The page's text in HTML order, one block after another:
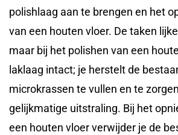
polishlaag aan te brengen en het
van een houten vloer. De taken
maar bij het polishen van een
laklaag intact; je herstelt de
microkrassen te vullen en te
gelijkmatige uitstraling. Bij het
een houten vloer verwijder je de